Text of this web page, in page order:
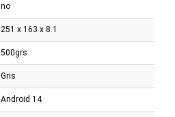
no
251 x 163 x 8.1
500grs
Gris
Android 14